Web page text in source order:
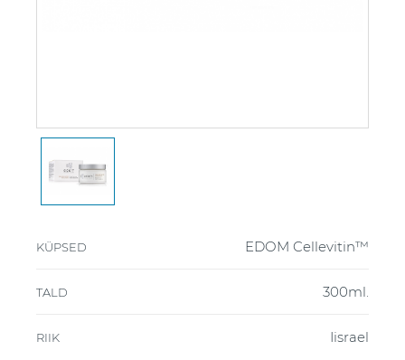
KÜPSED EDOM Cellevitin™
TALD 300ml.
RIIK Iisrael